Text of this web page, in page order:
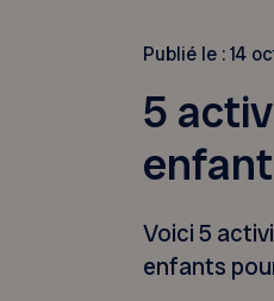
Publié le :14
5
Voici 5
enfants